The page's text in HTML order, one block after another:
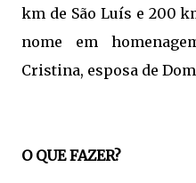
km de São Luís e 200
nome em
Cristina, esposa de
O QUE FAZER?